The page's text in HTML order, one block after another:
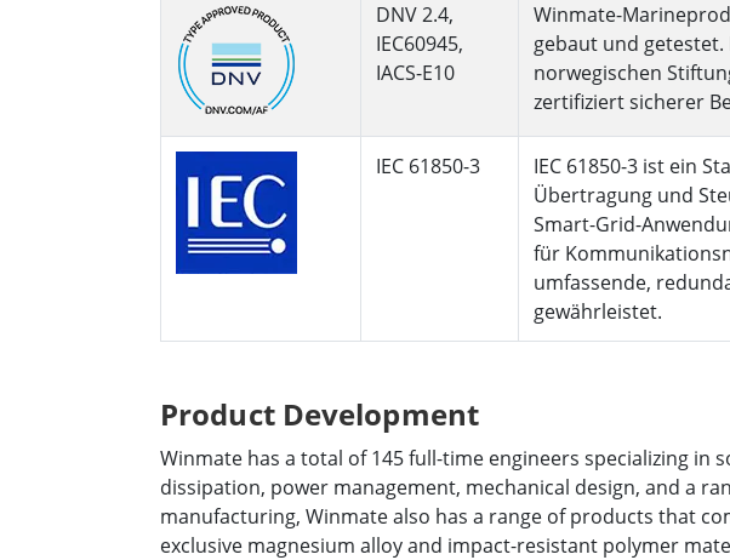
DNV 2.4,
IEC60945,
IACS-E10
Winmate-
gebaut und
norwegischen
zertifiziert sicherer
IEC 61850-3
IEC 61850-3 ist ein
Übertragung und
Smart-Grid-
für
umfassende,
gewährleistet.
Product Development
Winmate has a total of 145 full-time engineers specializing
dissipation, power management, mechanical design, and a
manufacturing, Winmate also has a range of products that
exclusive magnesium alloy and impact-resistant polymer